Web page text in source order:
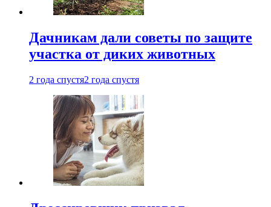
Дачникам дали советы по защите
участка от диких животных
2 года спустя2 года спустя